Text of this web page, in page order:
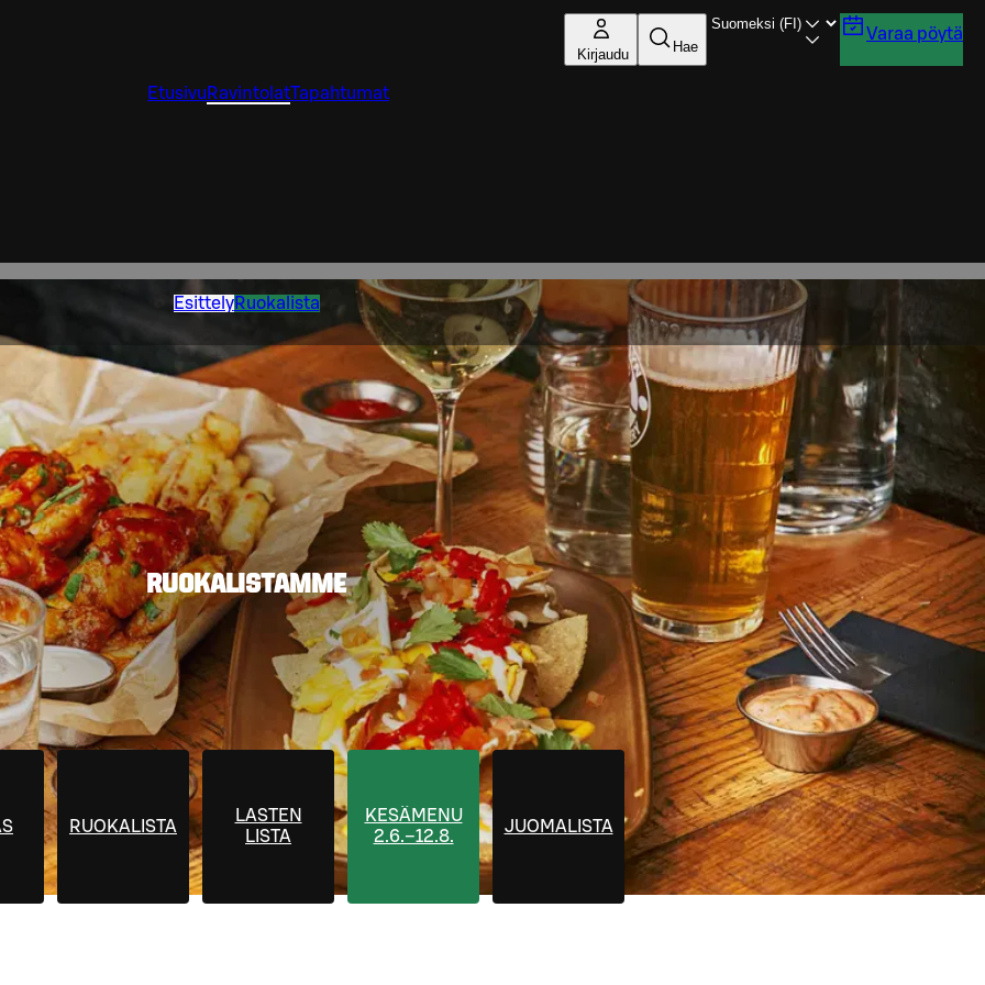
Kirjaudu Hae
Varaa pöytä
Etusivu RavintolatTapahtumat
EsittelyRuokalista
RUOKALISTAMME
RUOKALISTA
LASTEN
LISTA
KESÄMENU
2.6.–12.8.
JUOMALISTA